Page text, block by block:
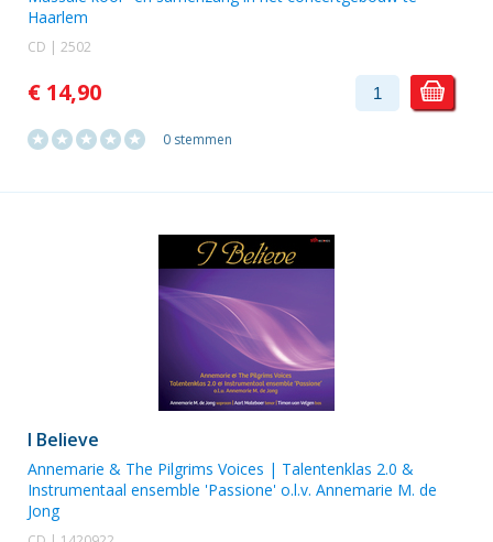
Haarlem
CD | 2502
€ 14,90
0 stemmen
I Believe
Annemarie & The Pilgrims Voices | Talentenklas 2.0 &
Instrumentaal ensemble 'Passione' o.l.v. Annemarie M. de
Jong